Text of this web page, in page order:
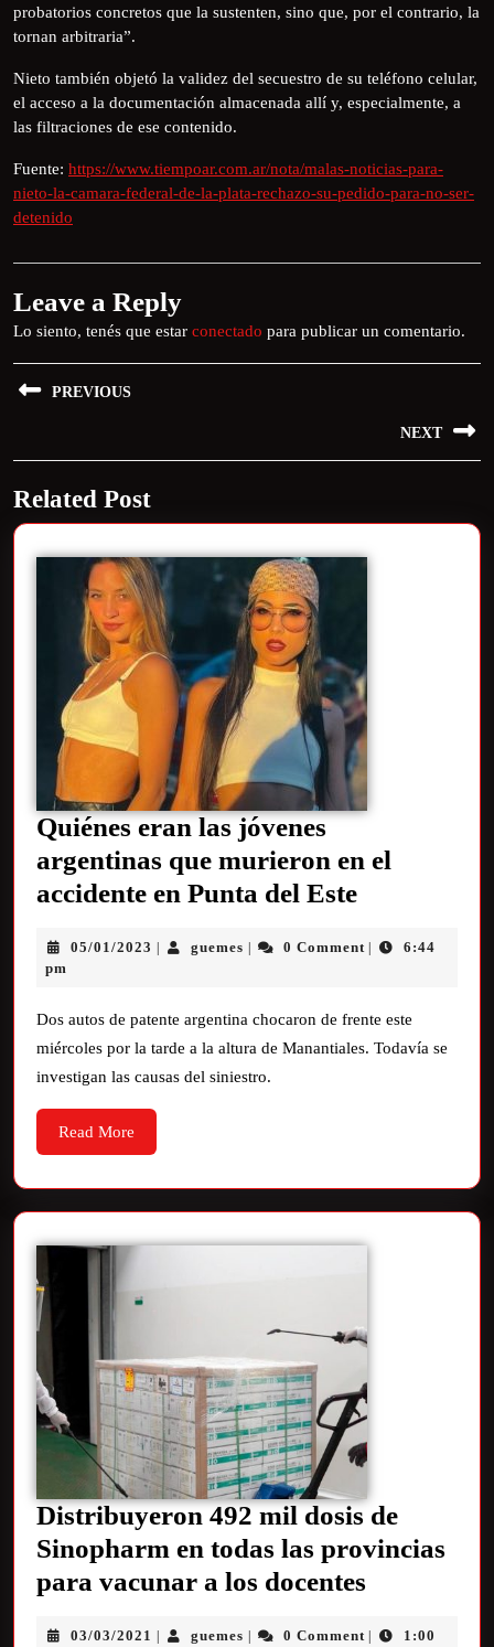
probatorios concretos que la sustenten, sino que, por el contrario, la
tornan arbitraria”.
Nieto también objetó la validez del secuestro de su teléfono celular,
el acceso a la documentación almacenada allí y, especialmente, a
las filtraciones de ese contenido.
Fuente: https://www.tiempoar.com.ar/nota/malas-noticias-para-
nieto-la-camara-federal-de-la-plata-rechazo-su-pedido-para-no-ser-
detenido
Leave a Reply
Lo siento, tenés que estar conectado para publicar un comentario.
PREVIOUS
NEXT
Related Post
Quiénes eran las jóvenes
argentinas que murieron en el
accidente en Punta del Este
05/01/2023 guemes 0 Comment
6:44
pm
Dos autos de patente argentina chocaron de frente este
miércoles por la tarde a la altura de Manantiales. Todavía se
investigan las causas del siniestro.
Read More
Distribuyeron 492 mil dosis de
Sinopharm en todas las provincias
para vacunar a los docentes
03/03/2021 guemes 0 Comment
1:00